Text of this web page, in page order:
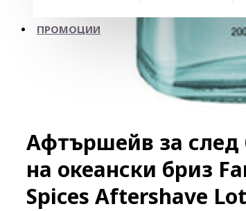
ПРОМОЦИИ
Афтършейв за след
на океански бриз
Spices Aftershave